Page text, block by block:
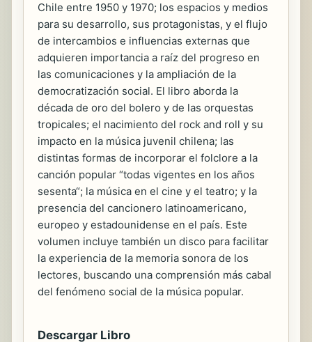
Chile entre 1950 y 1970; los espacios y medios
para su desarrollo, sus protagonistas, y el flujo
de intercambios e influencias externas que
adquieren importancia a raí­z del progreso en
las comunicaciones y la ampliación de la
democratización social. El libro aborda la
década de oro del bolero y de las orquestas
tropicales; el nacimiento del rock and roll y su
impacto en la música juvenil chilena; las
distintas formas de incorporar el folclore a la
canción popular “todas vigentes en los años
sesenta“; la música en el cine y el teatro; y la
presencia del cancionero latinoamericano,
europeo y estadounidense en el paí­s. Este
volumen incluye también un disco para facilitar
la experiencia de la memoria sonora de los
lectores, buscando una comprensión más cabal
del fenómeno social de la música popular.
Descargar Libro